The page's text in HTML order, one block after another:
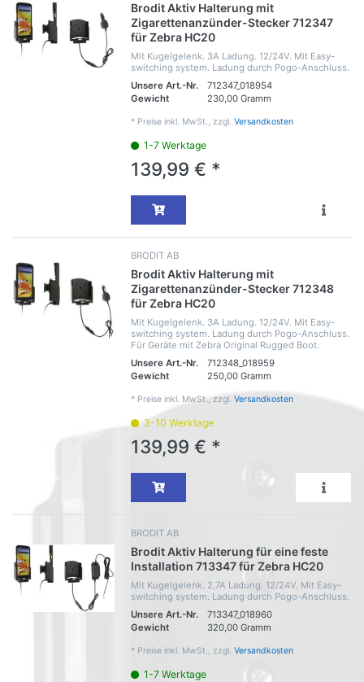
Brodit Aktiv Halterung mit
Zigarettenanzünder-Stecker 712347
für Zebra HC20
Mit Kugelgelenk. 3A Ladung. 12/24V. Mit Easy-
switching system. Ladung durch Pogo-Anschluss.
Unsere Art.-Nr.
712347_018954
Gewicht
230,00 Gramm
* Preise inkl. MwSt., zzgl. Versandkosten
1-7 Werktage
139,99 € *
BRODIT AB
Brodit Aktiv Halterung mit
Zigarettenanzünder-Stecker 712348
für Zebra HC20
Mit Kugelgelenk. 3A Ladung. 12/24V. Mit Easy-
switching system. Ladung durch Pogo-Anschluss.
Für Geräte mit Zebra Original Rugged Boot.
Unsere Art.-Nr.
712348_018959
Gewicht
250,00 Gramm
* Preise inkl. MwSt., zzgl. Versandkosten
3-10 Werktage
139,99 € *
BRODIT AB
Brodit Aktiv Halterung für eine feste
Installation 713347 für Zebra HC20
Mit Kugelgelenk. 2,7A Ladung. 12/24V. Mit Easy-
switching system. Ladung durch Pogo-Anschluss.
Unsere Art.-Nr.
713347_018960
Gewicht
320,00 Gramm
* Preise inkl. MwSt., zzgl. Versandkosten
1-7 Werktage